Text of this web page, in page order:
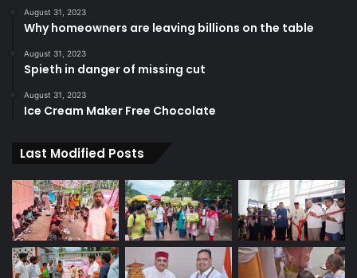
August 31, 2023
Why homeowners are leaving billions on the table
August 31, 2023
Spieth in danger of missing cut
August 31, 2023
Ice Cream Maker Free Chocolate
Last Modified Posts